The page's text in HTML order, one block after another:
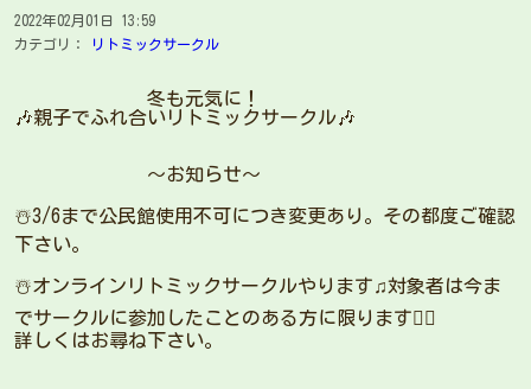
2022年02月01日 13:59
カテゴリ：
リトミックサークル
冬も元気に！
🎶親子でふれ合いリトミックサークル🎶
〜お知らせ〜
☃️3/6まで公民館使用不可につき変更あり。その都度ご確認
下さい。
☃️オンラインリトミックサークルやります♫対象者は今ま
でサークルに参加したことのある方に限ります🙇‍♀️
詳しくはお尋ね下さい。